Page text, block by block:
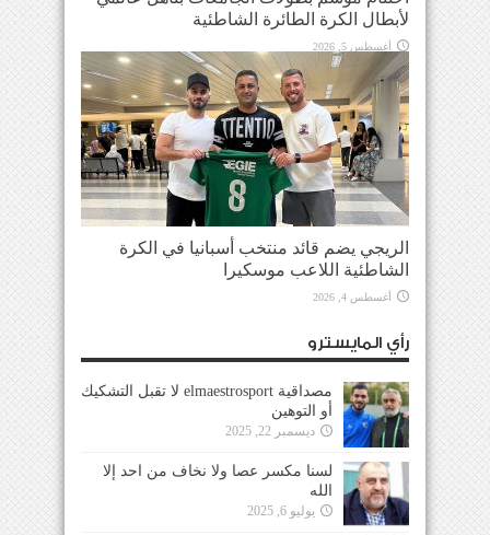
لأبطال الكرة الطائرة الشاطئية
أغسطس 5, 2026
الريجي يضم قائد منتخب أسبانيا في الكرة
الشاطئية اللاعب موسكيرا
أغسطس 4, 2026
رأي المايسترو
مصداقية elmaestrosport لا تقبل التشكيك
أو التوهين
ديسمبر 22, 2025
لسنا مكسر عصا ولا نخاف من احد إلا
الله
يوليو 6, 2025